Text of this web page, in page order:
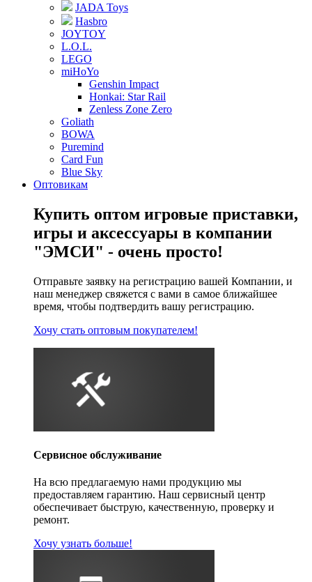
JADA Toys
Hasbro
JOYTOY
L.O.L.
LEGO
miHoYo
Genshin Impact
Honkai: Star Rail
Zenless Zone Zero
Goliath
BOWA
Puremind
Card Fun
Blue Sky
Оптовикам
Купить оптом игровые приставки,
игры и аксессуары в компании
"ЭМСИ" - очень просто!
Отправьте заявку на регистрацию вашей Компании, и
наш менеджер свяжется с вами в самое ближайшее
время, чтобы подтвердить вашу регистрацию.
Хочу стать оптовым покупателем!
Сервисное обслуживание
На всю предлагаемую нами продукцию мы
предоставляем гарантию. Наш сервисный центр
обеспечивает быструю, качественную, проверку и
ремонт.
Хочу узнать больше!